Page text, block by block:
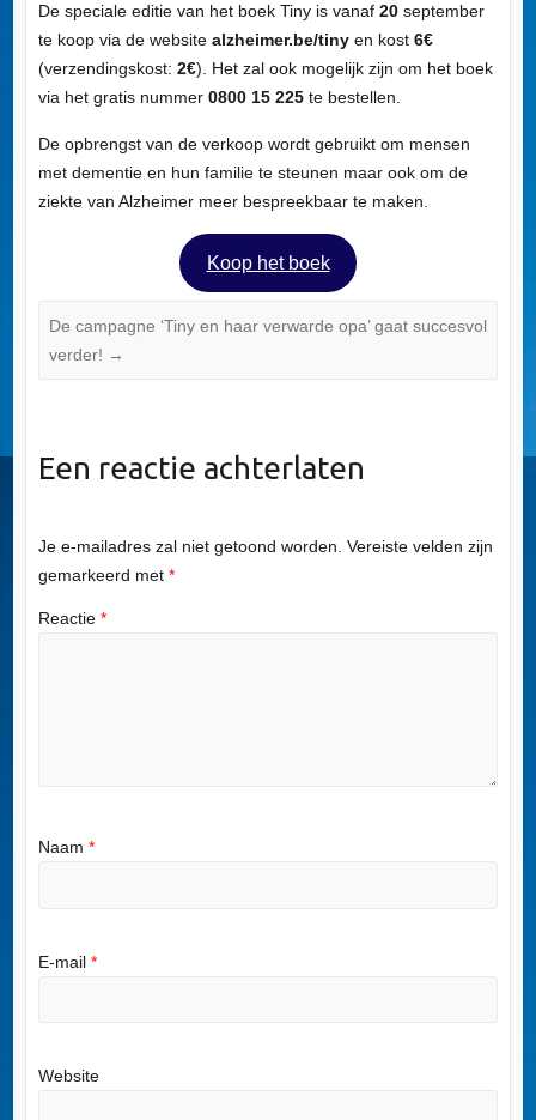
De speciale editie van het boek Tiny is vanaf 20 september
te koop via de website alzheimer.be/tiny en kost 6€
(verzendingskost: 2€). Het zal ook mogelijk zijn om het boek
via het gratis nummer 0800 15 225 te bestellen.
De opbrengst van de verkoop wordt gebruikt om mensen
met dementie en hun familie te steunen maar ook om de
ziekte van Alzheimer meer bespreekbaar te maken.
Koop het boek
De campagne ‘Tiny en haar verwarde opa’ gaat succesvol
verder! →
Een reactie achterlaten
Je e-mailadres zal niet getoond worden. Vereiste velden zijn
gemarkeerd met *
Reactie *
Naam *
E-mail *
Website